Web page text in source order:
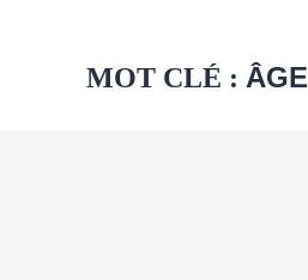
MOT CLÉ : ÂGE